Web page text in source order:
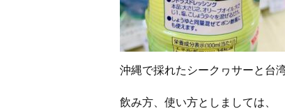
沖縄で採れたシークヮサーと台
飲み方、使い方としましては、